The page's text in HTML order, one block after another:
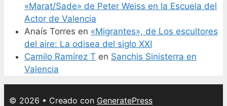
«Marat/Sade» de Peter Weiss en la Escuela del
Actor de Valencia
Anaís Torres en «Migrantes», de Los escultores
del aire: La odisea del siglo XXI
Camilo Ramírez T en Sanchis Sinisterra en
Valencia
© 2026 • Creado con GeneratePress